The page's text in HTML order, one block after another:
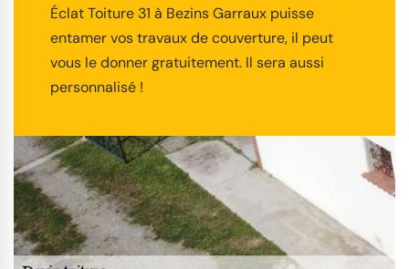
Éclat Toiture 31 à Bezins Garraux puisse
entamer vos travaux de couverture, il peut
vous le donner gratuitement. Il sera aussi
personnalisé !